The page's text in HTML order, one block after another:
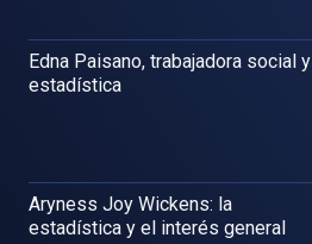
Edna Paisano, trabajadora social y
estadística
Aryness Joy Wickens: la
estadística y el interés general